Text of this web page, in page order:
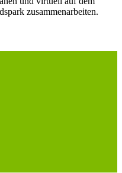
zusammenarbeiten.